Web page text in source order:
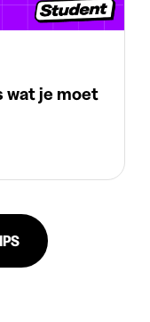
wat je moet